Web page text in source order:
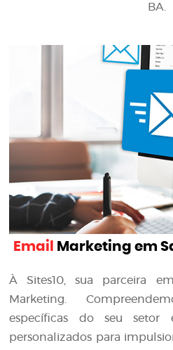
BA.
Email Marketing em
À Sites10, sua parceira
Marketing.
específicas do seu setor
personalizados para